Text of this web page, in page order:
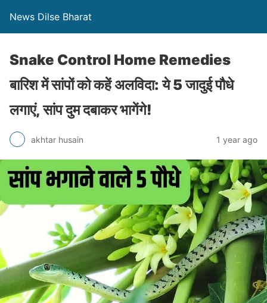
News Dilse Bharat
Snake Control Home Remedies
बारिश में सांपों को कहें अलविदा: ये 5 जादुई पौधे
लगाएं, सांप दुम दबाकर भागेंगे!
akhtar husain 1 year ago